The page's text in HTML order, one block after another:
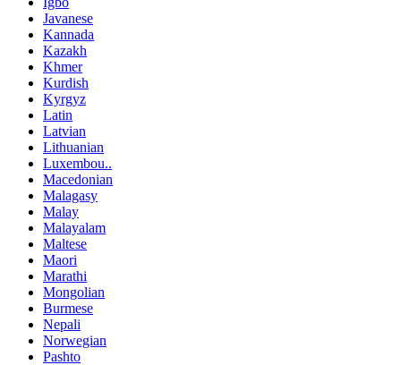
Javanese
Kannada
Kazakh
Khmer
Kurdish
Kyrgyz
Latin
Latvian
Lithuanian
Luxembou..
Macedonian
Malagasy
Malay
Malayalam
Maltese
Maori
Marathi
Mongolian
Burmese
Nepali
Norwegian
Pashto